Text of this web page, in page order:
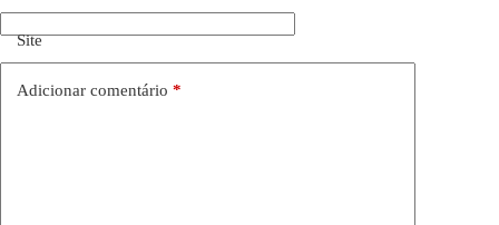
Site
Adicionar comentário *